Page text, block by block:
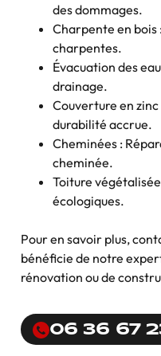
des dommages.
Charpente en
charpentes.
Évacuation des
drainage.
Couverture en zinc
durabilité accrue.
Cheminées :
cheminée.
Toiture
écologiques.
Pour en savoir plus,
bénéficie de notre
rénovation ou de
06 36 67